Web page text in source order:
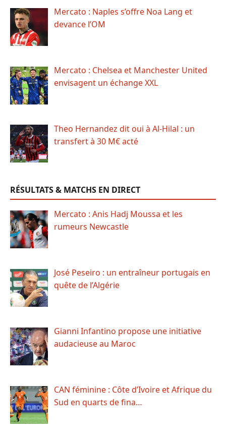
Mercato : Naples s’offre Noa Lang et
devance l’OM
Mercato : Chelsea et Manchester United
envisagent un échange XXL
Theo Hernandez dit oui à Al-Hilal : un
transfert à 30 M€ acté
RÉSULTATS & MATCHS EN DIRECT
Mercato : Anis Hadj Moussa et les
rumeurs Newcastle
José Peseiro : un entraîneur portugais en
quête de l’Algérie
Gianni Infantino propose une initiative
audacieuse au Maroc
CAN féminine : Côte d’Ivoire et Afrique du
Sud en quarts de fina…